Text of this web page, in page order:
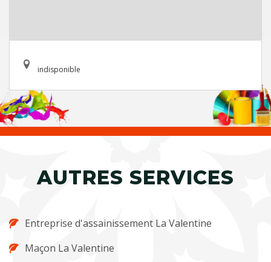
indisponible
AUTRES SERVICES
Entreprise d'assainissement La Valentine
Maçon La Valentine